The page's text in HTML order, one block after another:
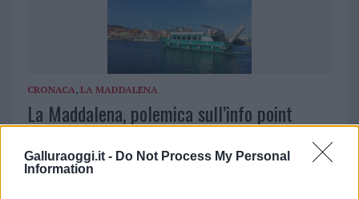
Galluraoggi.it - Do Not Process My Personal
Information
CRONACA LA MADDALENA
La Maddalena, polemica sull’info point